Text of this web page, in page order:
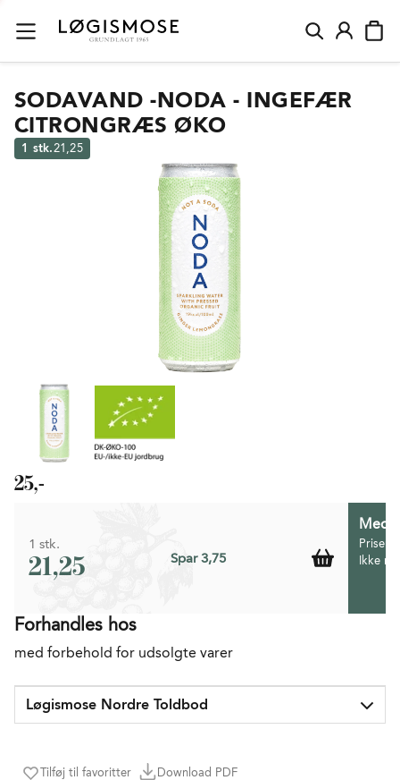
Tilføj til favoritter Download PDF
SODAVAND -NODA - INGEFÆR
CITRONGRÆS ØKO
1 stk.21,25
25,-
1 stk.
21,25 Spar 3,75
Prisen
Ikke
Forhandles hos
med forbehold for udsolgte varer
Løgismose Nordre Toldbod